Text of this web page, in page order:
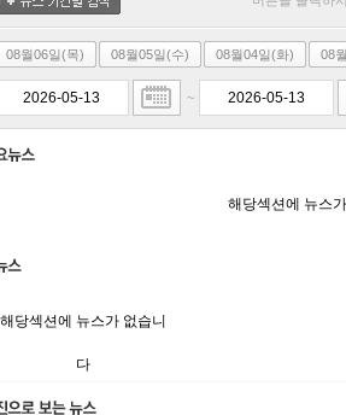
08월06일(목) 08월05일(수) 08월04일(화) 08
~
해당섹션에 뉴스
해당섹션에 뉴스가 없습니
다